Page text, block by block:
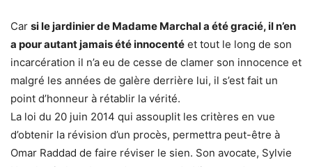
Car si le jardinier de Madame Marchal a été gracié, il n’en
a pour autant jamais été innocenté et tout le long de son
incarcération il n’a eu de cesse de clamer son innocence et
malgré les années de galère derrière lui, il s’est fait un
point d’honneur à rétablir la vérité.
La loi du 20 juin 2014 qui assouplit les critères en vue
d’obtenir la révision d’un procès, permettra peut-être à
Omar Raddad de faire réviser le sien. Son avocate, Sylvie